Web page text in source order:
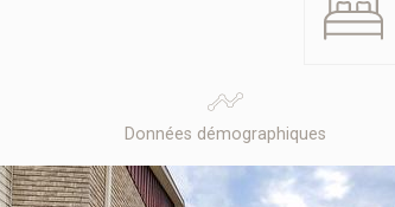
Données démographiques